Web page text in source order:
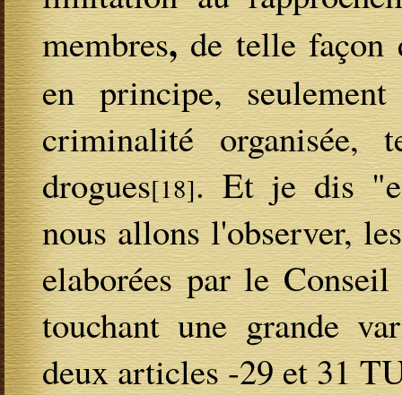
membres,de telle façon
en principe,
criminalité
drogues[18]. Et je dis
nous allons l'observer,
elaborées par le
touchant une grande
deux articles -29 et 31